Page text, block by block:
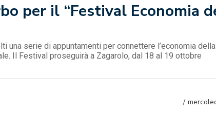
per il “Festival Economia
una serie di appuntamenti per connettere l’economia
Il Festival proseguirà a Zagarolo, dal 18 al 19 ottobre